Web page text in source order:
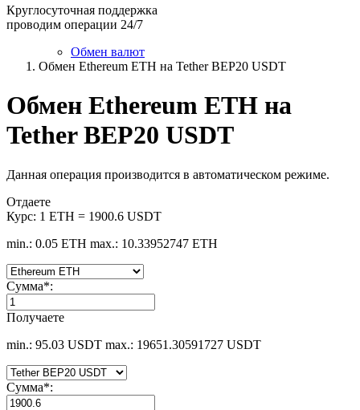
Круглосуточная поддержка
проводим операции 24/7
Обмен валют
Обмен Ethereum ETH на Tether BEP20 USDT
Обмен Ethereum ETH на
Tether BEP20 USDT
Данная операция производится в автоматическом режиме.
Отдаете
Курс: 1 ETH = 1900.6 USDT
min.: 0.05 ETH max.: 10.33952747 ETH
Сумма*:
Получаете
min.: 95.03 USDT max.: 19651.30591727 USDT
Сумма*: